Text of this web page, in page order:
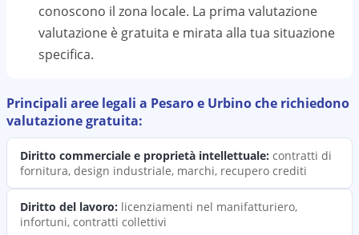
conoscono il zona locale. La prima valutazione
valutazione è gratuita e mirata alla tua situazione
specifica.
Principali aree legali a Pesaro e Urbinoche richiedono
valutazionegratuita:
Diritto commerciale e proprietà intellettuale: contratti di
fornitura, design industriale, marchi, recupero crediti
Diritto del lavoro: licenziamenti nel manifatturiero,
infortuni, contratti collettivi